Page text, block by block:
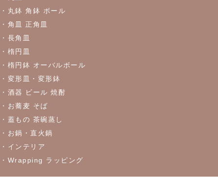
≪おすすめ≫実は万能！？色々使える抹茶碗
2023/4/27
≪おすすめ≫ちょこっとがうれしい♪松助窯 ちょこっと豆皿シリ
ーズ
2023/4/21
≪窯出し再入荷しました！≫どんなお料理にもぴったり♪
・丸鉢 角鉢 ボール
・角皿 正角皿
・長角皿
・楕円皿
・楕円鉢 オーバルボール
・変形皿・変形鉢
・酒器 ビール 焼酎
・お蕎麦 そば
・蓋もの 茶碗蒸し
・お鍋・直火鍋
・インテリア
・Wrapping ラッピング